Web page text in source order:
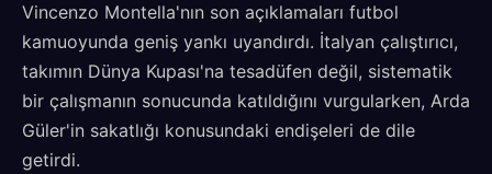
Vincenzo Montella'nın son açıklamaları futbol
kamuoyunda geniş yankı uyandırdı. İtalyan çalıştırıcı,
takımın Dünya Kupası'na tesadüfen değil, sistematik
bir çalışmanın sonucunda katıldığını vurgularken, Arda
Güler'in sakatlığı konusundaki endişeleri de dile
getirdi.